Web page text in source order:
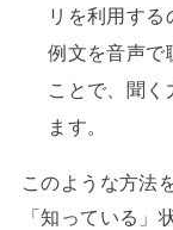
リを利用す
例文を音声で
ことで、聞く
ます。
このような方法
「知っている」